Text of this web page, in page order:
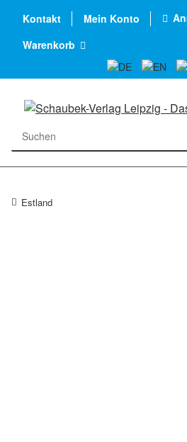
Kontakt Mein Konto
Warenkorb
Estland